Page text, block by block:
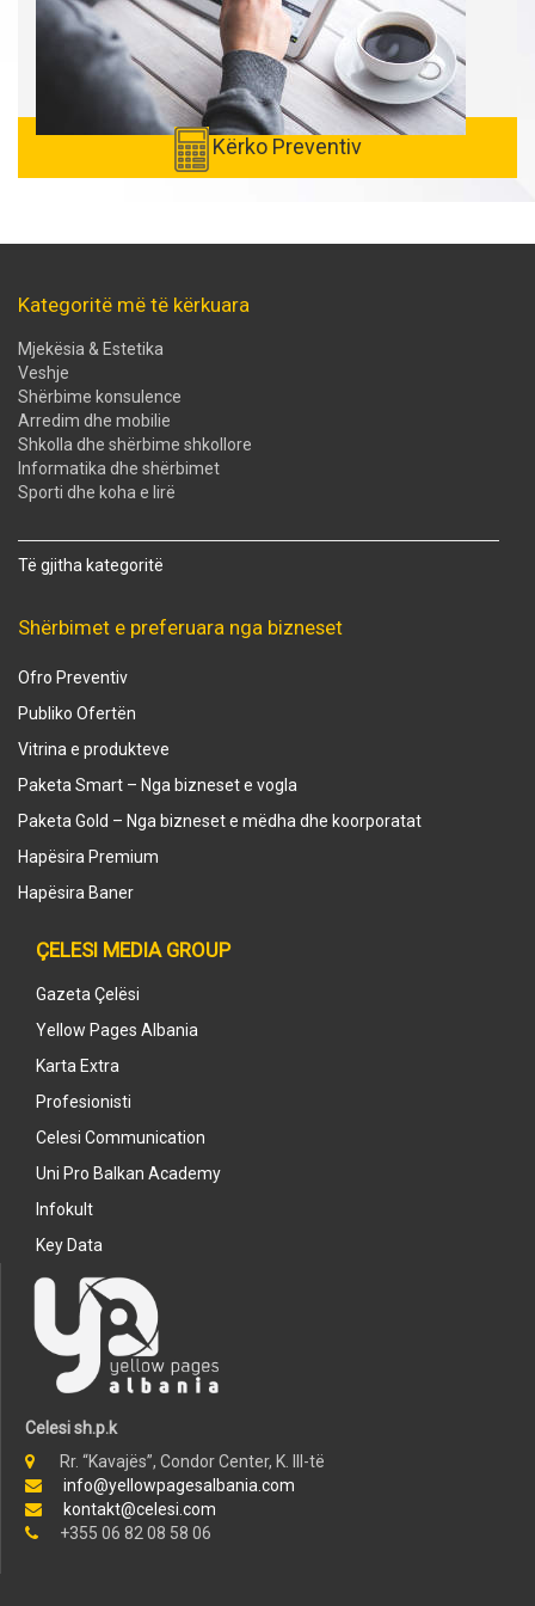
Kërko Preventiv
Kategoritë më të kërkuara
Mjekësia & Estetika
Veshje
Shërbime konsulence
Arredim dhe mobilie
Shkolla dhe shërbime shkollore
Informatika dhe shërbimet
Sporti dhe koha e lirë
Të gjitha kategoritë
Shërbimet e preferuara nga bizneset
Ofro Preventiv
Publiko Ofertën
Vitrina e produkteve
Paketa Smart – Nga bizneset e vogla
Paketa Gold – Nga bizneset e mëdha dhe koorporatat
Hapësira Premium
Hapësira Baner
ÇELESI MEDIA GROUP
Gazeta Çelësi
Yellow Pages Albania
Karta Extra
Profesionisti
Celesi Communication
Uni Pro Balkan Academy
Infokult
Key Data
Celesi sh.p.k
Rr. “Kavajës”, Condor Center, K. III-të
info@yellowpagesalbania.com
kontakt@celesi.com
+355 06 82 08 58 06